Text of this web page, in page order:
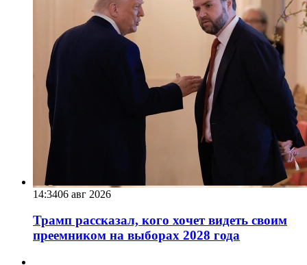
14:3406 авг 2026
Трамп рассказал, кого хочет видеть своим
преемником на выборах 2028 года